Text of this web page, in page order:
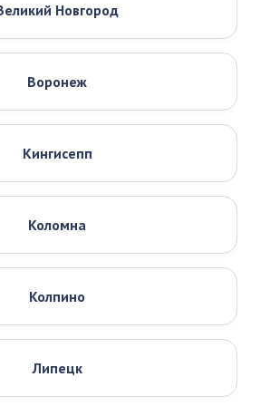
Новгород
Воронеж
Кингисепп
Коломна
Колпино
Липецк